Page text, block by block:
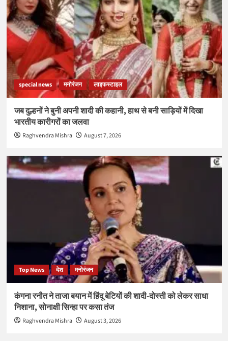
special news मनोरंजन लाइफस्टाइल
जब दुल्हनों ने बुनी अपनी शादी की कहानी, हाथ से बनी साड़ियों में दिखा
भारतीय कारीगरों का जलवा
Raghvendra Mishra August 7, 2026
Top News देश मनोरंजन
कंगना रनौत ने ताजा बयान में हिंदू बेटियों की शादी-दोस्ती को लेकर साधा
निशाना, सोनाक्षी सिन्हा पर कसा तंज
Raghvendra Mishra August 3, 2026